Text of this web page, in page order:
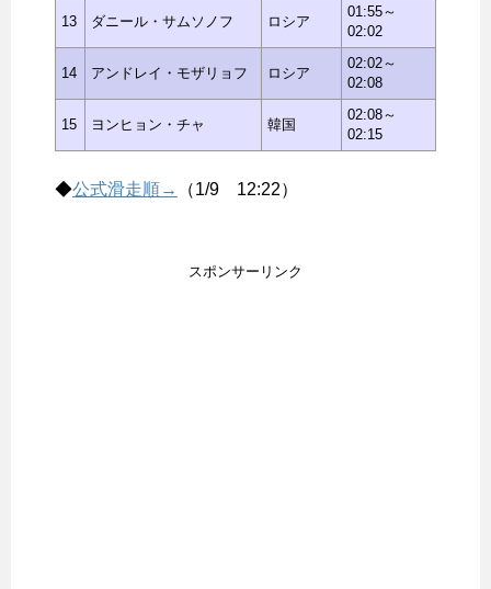
13 ダニール・サムソノフ ロシア
01:55～
02:02
14 アンドレイ・モザリョフ ロシア
02:02～
02:08
15 ヨンヒョン・チャ 韓国
02:08～
02:15
◆公式滑走順→ （1/9 12:22）
スポンサーリンク